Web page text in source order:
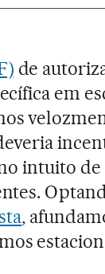
de
em
intuito
,